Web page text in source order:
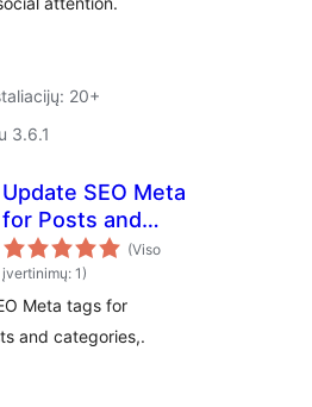
20+
3.6.1
Update SEO Meta
for Posts and
Categories
(Viso
įvertinimų: 1)
Meta tags for
and categories,.